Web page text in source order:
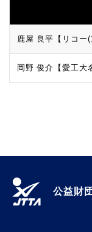
鹿屋 良平【リコー(
岡野 俊介【愛工大
公益財